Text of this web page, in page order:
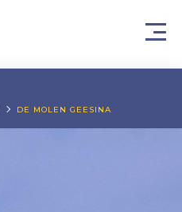
DE MOLEN GEESINA